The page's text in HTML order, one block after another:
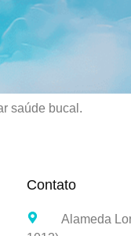
saúde bucal.
Contato
Alameda